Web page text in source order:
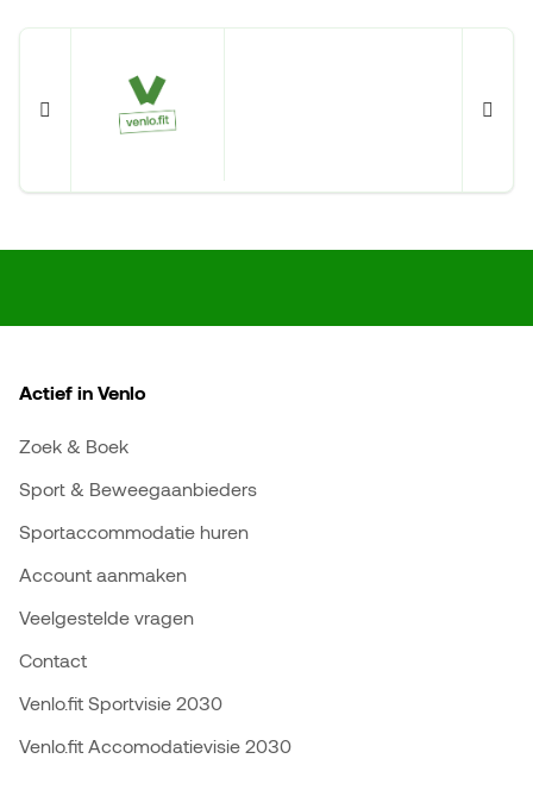
Actief in Venlo
Zoek & Boek
Sport & Beweegaanbieders
Sportaccommodatie huren
Account aanmaken
Veelgestelde vragen
Contact
Venlo.fit Sportvisie 2030
Venlo.fit Accomodatievisie 2030